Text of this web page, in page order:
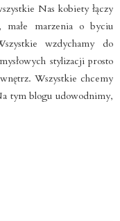
Nas kobiety łączy
małe marzenia o byciu
wzdychamy do
stylizacji prosto
Wszystkie chcemy
tym blogu udowodnimy,